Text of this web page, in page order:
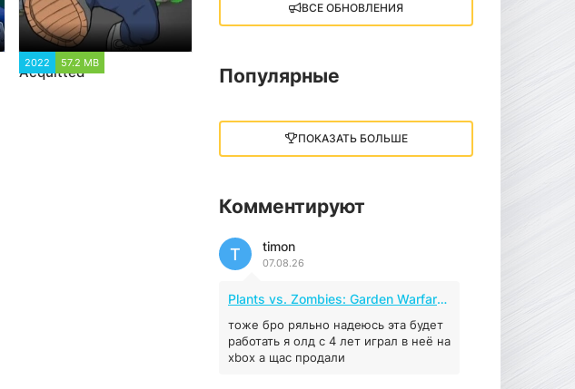
2022 57.2 MB
Acquitted
Little Nightmares III
4.96 ГБ 2023
MAFIA: THE OLD
COUNTRY
44.98 ГБ
04.12.2025
Red Chaos - The Strict
Order
5.43 ГБ 2025
04.12.2025
ВСЕ ОБНОВЛЕНИЯ
Популярные
ПОКАЗАТЬ БОЛЬШЕ
Комментируют
timon
07.08.26
T
Plants vs. Zombies: Garden Warfare 2 (2016)
тоже бро ряльно надеюсь эта будет
работать я олд с 4 лет играл в неё на
xbox а щас продали